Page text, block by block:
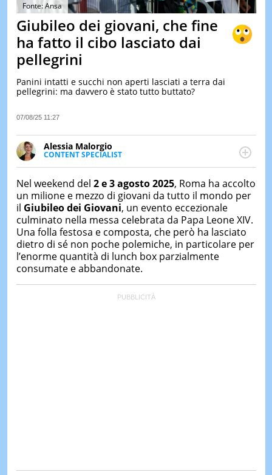
&
TEST
&
DI
IERI
Fonte: Ansa
Giubileo dei giovani, che fine
ha fatto il cibo lasciato dai
pellegrini
Panini intatti e succhi non aperti lasciati a terra dai
pellegrini: ma davvero è stato tutto buttato?
07/08/25 11:27
Alessia Malorgio
CONTENT SPECIALIST
Ha conseguito un Master in Marketing Management
occupa della creazione di contenuti in ottica SEO e
dello sviluppo di strategie marketing attraverso
canali digitali.
Nel weekend del 2 e 3 agosto 2025, Roma ha accolto
un milione e mezzo di giovani da tutto il mondo per
il Giubileo dei Giovani, un evento eccezionale
culminato nella messa celebrata da Papa Leone XIV.
Una folla festosa e composta, che però ha lasciato
dietro di sé non poche polemiche, in particolare per
l’enorme quantità di lunch box parzialmente
consumate e abbandonate.